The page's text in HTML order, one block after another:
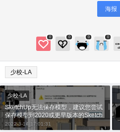
海报
0 0 0 0
少校-LA
立刻支付
立刻支付
少校-LA
SketchUp无法保存模型，建议您尝试
保存模型到2020或更早版本的Sketch
Up，以防止数据丢失。
2022-3-14 17:01:31